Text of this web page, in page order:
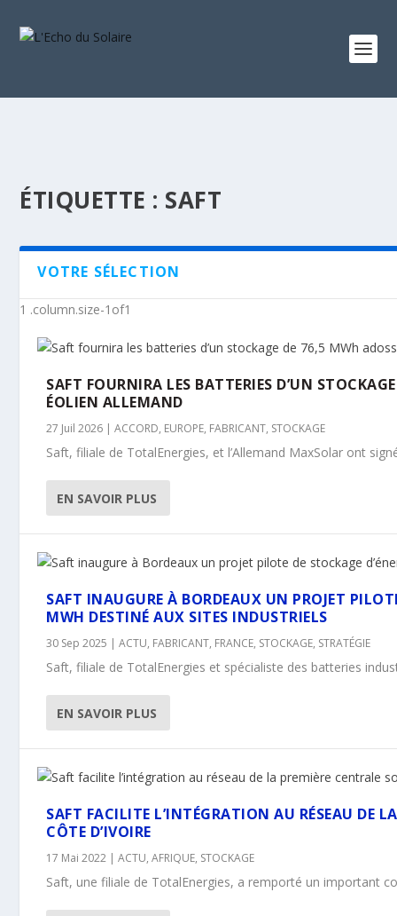
ÉTIQUETTE : SAFT
VOTRE SÉLECTION
SAFT FOURNIRA LES BATTERIES D’UN
ÉOLIEN ALLEMAND
27 Juil 2026 |ACCORD, EUROPE, FABRICANT, STOCKAGE
Saft, filiale de TotalEnergies, et l’Allemand MaxSolar ont
EN SAVOIR PLUS
SAFT INAUGURE À BORDEAUX UN PROJET
MWH DESTINÉ AUX SITES INDUSTRIELS
30 Sep 2025 |ACTU, FABRICANT, FRANCE, STOCKAGE, STRATÉGIE
Saft, filiale de TotalEnergies et spécialiste des batteries
EN SAVOIR PLUS
SAFT FACILITE L’INTÉGRATION AU RÉSEAU DE
CÔTE D’IVOIRE
17 Mai 2022 |ACTU,AFRIQUE, STOCKAGE
Saft, une filiale de TotalEnergies, a remporté un important